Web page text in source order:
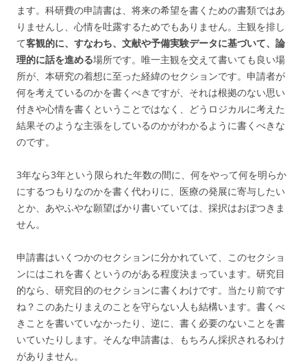
ます。科研費の申請書は、将来の希望を書くための書類ではあ
りませんし、心情を吐露するためでもありません。主観を排し
て客観的に、すなわち、文献や予備実験データに基づいて、論
理的に話を進める場所です。唯一主観を交えて書いても良い場
所が、本研究の着想に至った経緯のセクションです。申請者が
何を考えているのかを書くべきですが、それは根拠のない思い
付きや心情を書くということではなく、どうロジカルに考えた
結果そのような主張をしているのかがわかるように書くべきな
のです。
3年なら3年という限られた年数の間に、何をやって何を明らか
にするつもりなのかを書く代わりに、医療の発展に寄与したい
とか、あやふやな願望ばかり書いていては、採択はおぼつきま
せん。
申請書はいくつかのセクションに分かれていて、このセクショ
ンにはこれを書くというのがある程度決まっています。研究目
的なら、研究目的のセクションに書くわけです。当たり前です
ね？このあたりまえのことを守らない人も結構います。書くべ
きことを書いていなかったり、逆に、書く必要のないことを書
いていたりします。そんな申請書は、もちろん採択されるわけ
がありません。